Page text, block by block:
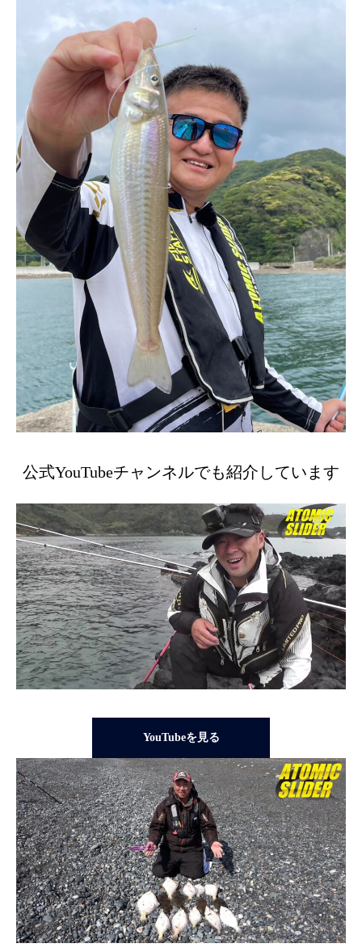
公式YouTubeチャンネルでも紹介しています
YouTubeを見る